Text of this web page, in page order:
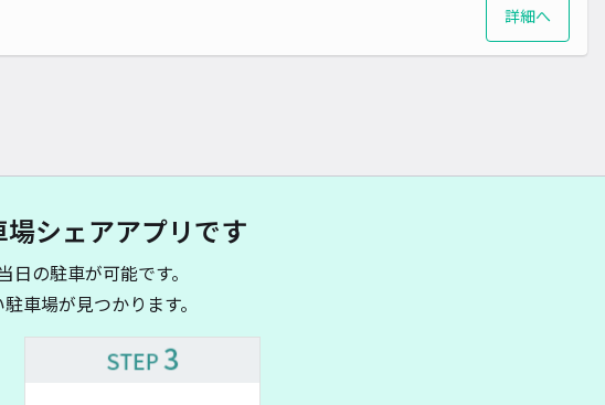
詳細へ
シェアアプリです
の駐車が可能です。
車場が見つかります。